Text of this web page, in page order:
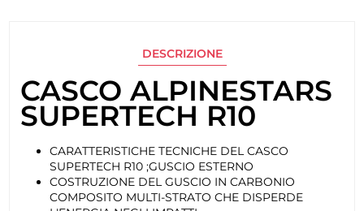
DESCRIZIONE
CASCO ALPINESTARS
SUPERTECH R10
CARATTERISTICHE TECNICHE DEL CASCO
SUPERTECH R10 ;GUSCIO ESTERNO
COSTRUZIONE DEL GUSCIO IN CARBONIO
COMPOSITO MULTI-STRATO CHE DISPERDE